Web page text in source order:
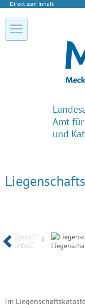
Direkt zum Inhalt
Amt für
und
Details anzeigen
Liegenschaftskarte 1:5000
Im